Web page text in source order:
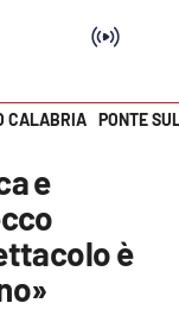
CALABRIA PONTE
e
è